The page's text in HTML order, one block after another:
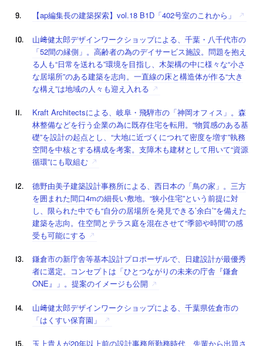
【ap編集長の建築探索】vol.18 B1D「402号室のこれから」
山﨑健太郎デザインワークショップによる、千葉・八千代市の
「52間の縁側」。高齢者の為のデイサービス施設。問題を抱え
る人も“日常を送れる”環境を目指し、木架構の中に様々な“小さ
な居場所”のある建築を志向。一直線の床と構造体が作る“大き
な構え”は地域の人々も迎え入れる
Kraft Architectsによる、岐阜・飛騨市の「神岡オフィス」。森
林整備などを行う企業の為に既存住宅を転用。“物質感のある基
礎”を設計の起点とし、“大地に近づくにつれて密度を増す”執務
空間を中核とする構成を考案。支障木も建材として用いて“資源
循環”にも取組む
德野由美子建築設計事務所による、西日本の「鳥の家」。三方
を囲まれた間口4mの細長い敷地。“狭小住宅”という前提に対
し、限られた中でも“自分の居場所を発見できる’余白’”を備えた
建築を志向。住空間とテラス庭を混在させて“季節や時間”の感
受も可能にする
鎌倉市の新庁舎等基本設計プロポーザルで、日建設計が最優秀
者に選定。コンセプトは「ひとつながりの未来の庁舎『鎌倉
ONE』」。提案のイメージも公開
山﨑健太郎デザインワークショップによる、千葉県佐倉市の
「はくすい保育園」
玉上貴人が20年以上前の設計事務所勤務時代、先輩から出題さ